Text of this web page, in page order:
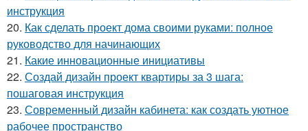
инструкция
20. Как сделать проект дома своими руками: полное
руководство для начинающих
21. Какие инновационные инициативы
22. Создай дизайн проект квартиры за 3 шага:
пошаговая инструкция
23. Современный дизайн кабинета: как создать уютное
рабочее пространство